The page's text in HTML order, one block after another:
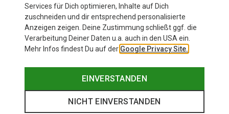
Services für Dich optimieren, Inhalte auf Dich
zuschneiden und dir entsprechend personalisierte
Anzeigen zeigen. Deine Zustimmung schließt ggf. die
Verarbeitung Deiner Daten u.a. auch in den USA ein.
Mehr Infos findest Du auf der Google Privacy Site.
EINVERSTANDEN
NICHT EINVERSTANDEN